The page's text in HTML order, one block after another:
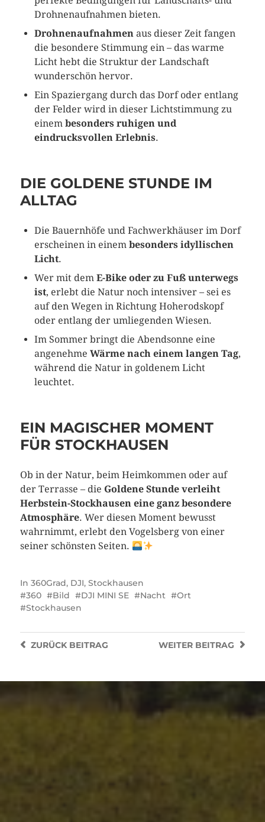
Drohnenaufnahmen bieten.
Drohnenaufnahmenaus dieser Zeit fangen
die besondere Stimmung ein – das warme
Licht hebt die Struktur der Landschaft
wunderschön hervor.
Ein Spaziergang durch das Dorf oder entlang
der Felder wird in dieser Lichtstimmung zu
einem besonders ruhigen und
eindrucksvollen Erlebnis.
DIE GOLDENE STUNDE IM
ALLTAG
Die Bauernhöfe und Fachwerkhäuser im Dorf
erscheinen in einem besonders idyllischen
Licht.
Wer mit dem E-Bike oder zu Fuß unterwegs
ist, erlebt die Natur noch intensiver – sei es
auf den Wegen in Richtung Hoherodskopf
oder entlang der umliegenden Wiesen.
Im Sommer bringt die Abendsonne eine
angenehme Wärme nach einem langen Tag,
während die Natur in goldenem Licht
leuchtet.
EIN MAGISCHER MOMENT
FÜR STOCKHAUSEN
Ob in der Natur, beim Heimkommen oder auf
der Terrasse – die Goldene Stunde verleiht
Herbstein-Stockhausen eine ganz besondere
Atmosphäre. Wer diesen Moment bewusst
wahrnimmt, erlebt den Vogelsberg von einer
seiner schönsten Seiten.
In 360Grad, DJI, Stockhausen
360
Bild DJI MINI SE Nacht
Ort
Stockhausen
WEITER BEITRAG
ZURÜCKBEITRAG